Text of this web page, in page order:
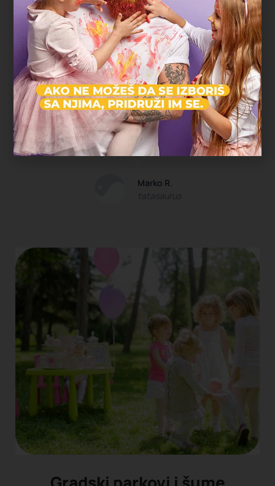
U komšiluku
"Najveća prednost bila je što nismo morali
nigde da mrdnemo. Rođendan je
organizovan u parku blizu naše zgrade,
deca su se igrala satima, a komšije i
prijatelji su mogli lako da nam se pridruže.
Baš jednostavno, opušteno i bez stresa."
Marko R.
tatasaurus